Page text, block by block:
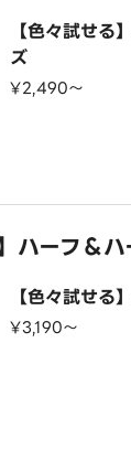
【色々試せる
ズ
¥2,490〜
ハーフ＆
【色々試せる
¥3,190〜